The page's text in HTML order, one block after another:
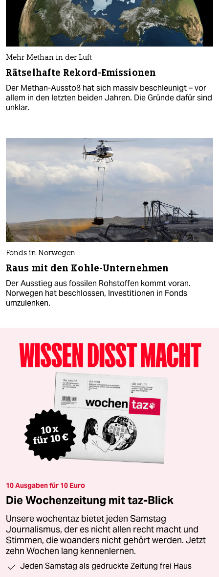
Mehr Methan in der Luft
Rätselhafte Rekord-Emissionen
Der Methan-Ausstoß hat sich massiv beschleunigt – vor
allem in den letzten beiden Jahren. Die Gründe dafür sind
unklar.
Fonds in Norwegen
Raus mit den Kohle-Unternehmen
Der Ausstieg aus fossilen Rohstoffen kommt voran.
Norwegen hat beschlossen, Investitionen in Fonds
umzulenken.
10 Ausgaben für 10 Euro
Die Wochenzeitung mit taz-Blick
Unsere wochentaz bietet jeden Samstag
Journalismus, der es nicht allen recht macht und
Stimmen, die woanders nicht gehört werden. Jetzt
zehn Wochen lang kennenlernen.
Jeden Samstag als gedruckte Zeitung frei Haus